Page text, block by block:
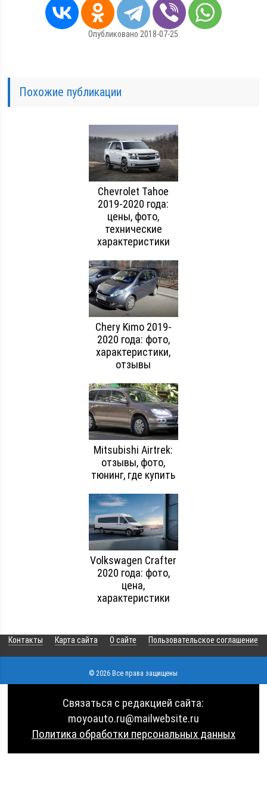
Опубликовано 2018-07-25
Похожие публикации
Chevrolet Tahoe
2019-2020 года:
цены, фото,
технические
характеристики
Chery Kimo 2019-
2020 года: фото,
характеристики,
отзывы
Mitsubishi Airtrek:
отзывы, фото,
тюнинг, где купить
Volkswagen Crafter
2020 года: фото,
цена,
характеристики
Контакты Карта сайта О сайте Пользовательское соглашение
© 2026 Все права защищены
Связаться с редакцией сайта:
moyoauto.ru@mailwebsite.ru
Политика обработки персональных данных